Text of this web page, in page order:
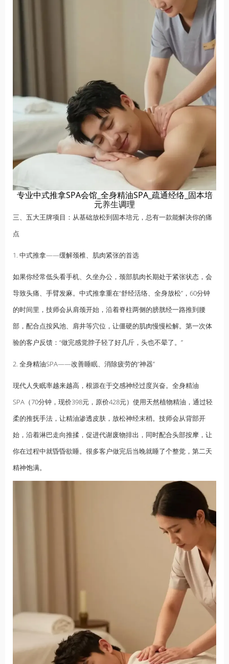
专业中式推拿SPA会馆_全身精油SPA_疏通经络_固本培
元养生调理
三、五大王牌项目：从基础放松到固本培元，总有一款能解决你的痛
点
1. 中式推拿——缓解颈椎、肌肉紧张的首选
如果你经常低头看手机、久坐办公，颈部肌肉长期处于紧张状态，会
导致头痛、手臂发麻。中式推拿重在“舒经活络、全身放松”，60分钟
的时间里，技师会从肩颈开始，沿着脊柱两侧的膀胱经一路推到腰
部，配合点按风池、肩井等穴位，让僵硬的肌肉慢慢松解。第一次体
验的客户反馈：“做完感觉脖子轻了好几斤，头也不晕了。”
2. 全身精油SPA——改善睡眠、消除疲劳的“神器”
现代人失眠率越来越高，根源在于交感神经过度兴奋。全身精油
SPA（70分钟，现价398元，原价428元）使用天然植物精油，通过轻
柔的推抚手法，让精油渗透皮肤，放松神经末梢。技师会从背部开
始，沿着淋巴走向推揉，促进代谢废物排出，同时配合头部按摩，让
你在过程中就昏昏欲睡。很多客户做完后当晚就睡了个整觉，第二天
精神饱满。